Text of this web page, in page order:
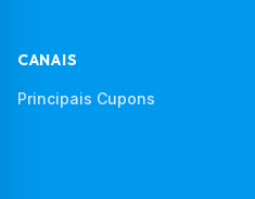
CANAIS
Principais Cupons